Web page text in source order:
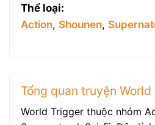
Thể loại:
Action, Shounen,
Tổng quan truyện
World Trigger thuộc nhóm